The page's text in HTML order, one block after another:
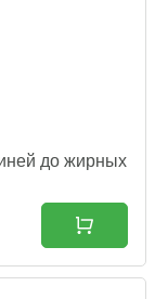
до жирных